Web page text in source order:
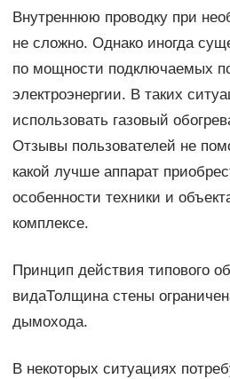
Внутреннюю проводку при
не сложно. Однако иногда
по мощности подключаемых
электроэнергии. В таких
использовать газовый
Отзывы пользователей не
какой лучше аппарат
особенности техники и
комплексе.
Принцип действия типового
видаТолщина стены
дымохода.
В некоторых ситуациях